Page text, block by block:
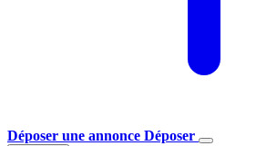
Déposer une annonce Déposer